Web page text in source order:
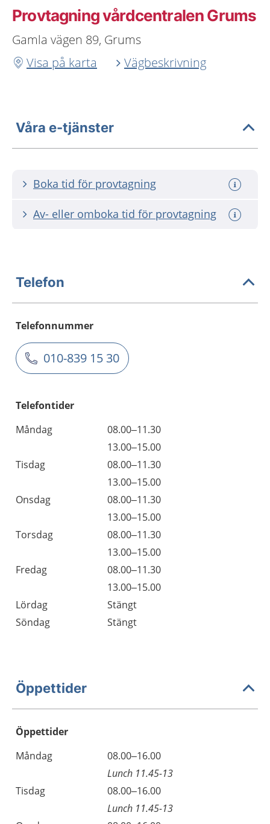
Provtagning vårdcentralen Grums
Gamla vägen 89, Grums
Visa på karta
Vägbeskrivning
Våra e-tjänster
Boka tid för provtagning
Av- eller omboka tid för provtagning
Telefon
Telefonnummer
010-839 15 30
Telefontider
Måndag
08.00–11.30
13.00–15.00
Tisdag
08.00–11.30
13.00–15.00
Onsdag
08.00–11.30
13.00–15.00
Torsdag
08.00–11.30
13.00–15.00
Fredag
08.00–11.30
13.00–15.00
Lördag
Stängt
Söndag
Stängt
Öppettider
Öppettider
Dag
Öppettider
Kommentarer
Måndag
08.00–16.00
Lunch 11.45-13
Tisdag
08.00–16.00
Lunch 11.45-13